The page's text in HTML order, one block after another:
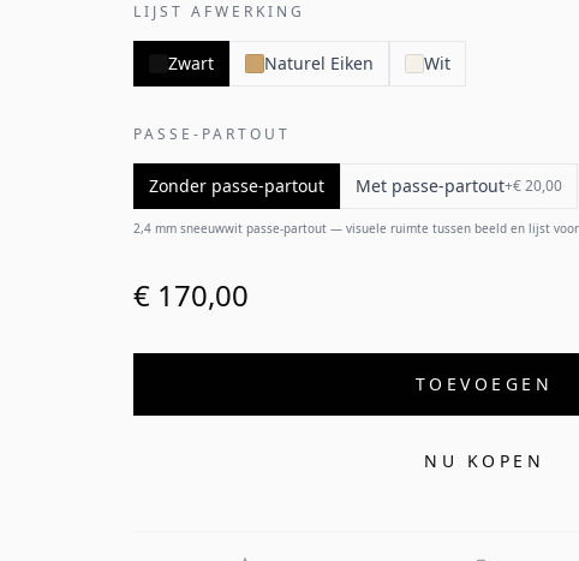
LIJST AFWERKING
Zwart Naturel Eiken Wit
PASSE-PARTOUT
Zonder passe-partout Met passe-partout+€ 20,00
2,4 mm sneeuwwit passe-partout — visuele ruimte tussen beeld en lijst
€ 170,00
TOEVOEGEN
NU KOPEN